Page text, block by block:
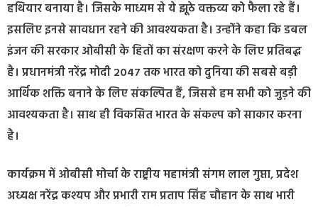
हथियार बनाया है। जिसके माध्यम से ये झूठे वक्तव्य को फैला रहे हैं।
इसलिए इनसे सावधान रहने की आवश्यकता है। उन्होंने कहा कि डबल
इंजन की सरकार ओबीसी के हितों का संरक्षण करने के लिए प्रतिबद्ध
है। प्रधानमंत्री नरेंद्र मोदी 2047 तक भारत को दुनिया की सबसे बड़ी
आर्थिक शक्ति बनाने के लिए संकल्पित हैं, जिससे हम सभी को जुड़ने की
आवश्यकता है। साथ ही विकसित भारत के संकल्प को साकार करना
है।
कार्यक्रम में ओबीसी मोर्चा के राष्ट्रीय महामंत्री संगम लाल गुप्ता, प्रदेश
अध्यक्ष नरेंद्र कश्यप और प्रभारी राम प्रताप सिंह चौहान के साथ भारी